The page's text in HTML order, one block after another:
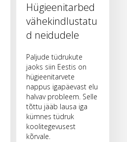
Hügieenitarbed
vähekindlustatu
d neidudele
Paljude tüdrukute
jaoks siin Eestis on
hügieenitarvete
nappus igapäevast elu
halvav probleem. Selle
tõttu jääb lausa iga
kümnes tüdruk
koolitegevusest
kõrvale.